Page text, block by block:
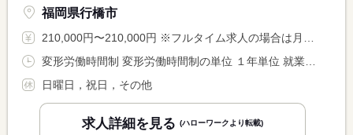
福岡県行橋市
210,000円〜210,000円 ※フルタイム求人の場合は月額（換算額）、パート求人の場合は時間額を表示しています。
日曜日，祝日，その他
求人詳細を見る (ハローワークより転載)